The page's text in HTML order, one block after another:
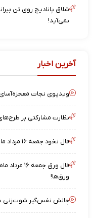
شلاق پانادیچ روی تن
نمی‌آید!
آخرین اخبار
ویدیوی نجات
نظارت مشارکتی بر
فال نخود جمعه ۱۶ مرداد ماه ۱۴۰۵ | رازهای امروز در دانه‌های نخود
ورق‌ها!
چالش نفس‌گیر شوت‌زنی